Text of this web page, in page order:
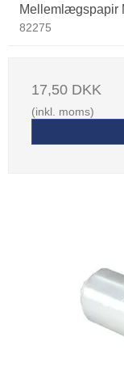
Mellemlægspapir
82275
17,50 DKK
(inkl. moms)